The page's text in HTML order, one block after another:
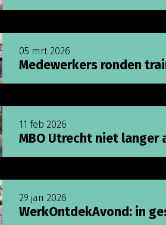
Medewerkers ronden
05 mrt 2026
Medewerkers ronden
MBO Utrecht niet langer
11 feb 2026
MBO Utrecht niet langer
WerkOntdekAvond: in
29 jan 2026
WerkOntdekAvond: in